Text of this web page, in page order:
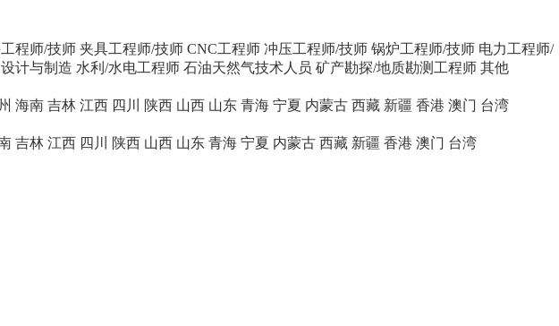
程师/技师 夹具工程师/技师 CNC工程师 冲压工程师/技师 锅炉工程师/技师 电力工程师/
计与制造 水利/水电工程师 石油天然气技术人员 矿产勘探/地质勘测工程师 其他
海南 吉林 江西 四川 陕西 山西 山东 青海 宁夏 内蒙古 西藏 新疆 香港 澳门 台湾
吉林 江西 四川 陕西 山西 山东 青海 宁夏 内蒙古 西藏 新疆 香港 澳门 台湾